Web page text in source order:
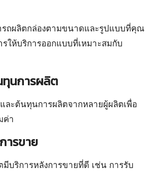
รถผลิตกล่องตามขนาดและรูปแบบที่คุณ
รให้บริการออกแบบที่เหมาะสมกับ
ทุนการผลิต
ละต้นทุนการผลิตจากหลายผู้ผลิตเพื่อ
ค่า
ารขาย
มีบริการหลังการขายที่ดี เช่น การรับ